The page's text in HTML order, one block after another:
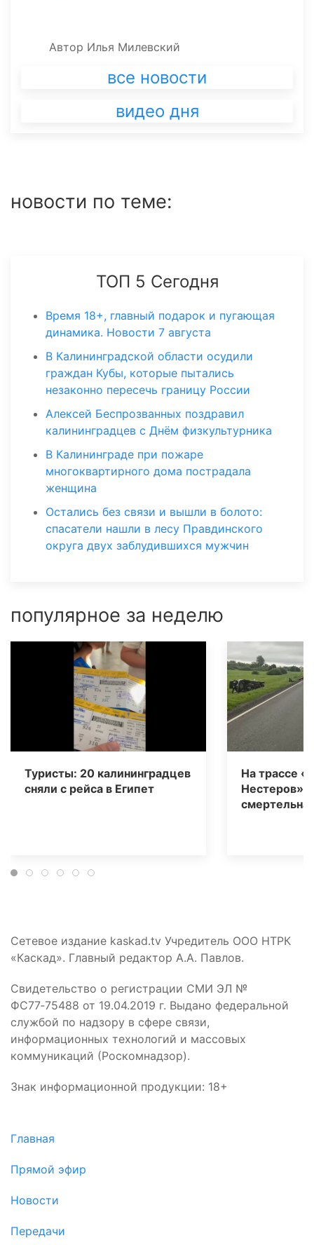
Автор Илья Милевский
все новости
видео дня
новости по теме:
ТОП 5 Сегодня
Время 18+, главный подарок и пугающая
динамика. Новости 7 августа
В Калининградской области осудили
граждан Кубы, которые пытались
незаконно пересечь границу России
Алексей Беспрозванных поздравил
калининградцев с Днём физкультурника
В Калининграде при пожаре
многоквартирного дома пострадала
женщина
Остались без связи и вышли в болото:
спасатели нашли в лесу Правдинского
округа двух заблудившихся мужчин
популярное за неделю
Туристы: 20 калининградцев
сняли с рейса в Египет
На трассе
Нестеров»
Сетевое издание kaskad.tv Учредитель ООО НТРК
«Каскад». Главный редактор А.А. Павлов.
Свидетельство о регистрации СМИ ЭЛ №
ФС77‑75488 от 19.04.2019 г. Выдано федеральной
службой по надзору в сфере связи,
информационных технологий и массовых
коммуникаций (Роскомнадзор).
Знак информационной продукции: 18+
Главная
Прямой эфир
Новости
Передачи